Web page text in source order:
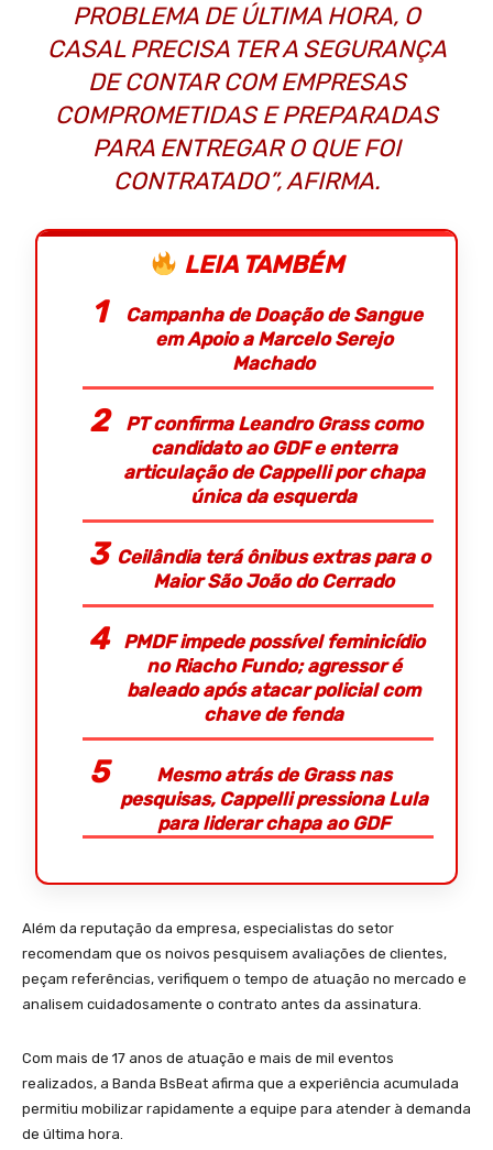
PROBLEMA DE ÚLTIMA HORA, O
CASAL PRECISA TER A SEGURANÇA
DE CONTAR COM EMPRESAS
COMPROMETIDAS E PREPARADAS
PARA ENTREGAR O QUE FOI
CONTRATADO”, AFIRMA.
LEIA TAMBÉM
Campanha de Doação de Sangue
em Apoio a Marcelo Serejo
Machado
PT confirma Leandro Grass como
candidato ao GDF e enterra
articulação de Cappelli por chapa
única da esquerda
Ceilândia terá ônibus extras para o
Maior São João do Cerrado
PMDF impede possível feminicídio
no Riacho Fundo; agressor é
baleado após atacar policial com
chave de fenda
Mesmo atrás de Grass nas
pesquisas, Cappelli pressiona Lula
para liderar chapa ao GDF
Além da reputação da empresa, especialistas do setor
recomendam que os noivos pesquisem avaliações de clientes,
peçam referências, verifiquem o tempo de atuação no mercado e
analisem cuidadosamente o contrato antes da assinatura.
Com mais de 17 anos de atuação e mais de mil eventos
realizados, a Banda BsBeat afirma que a experiência acumulada
permitiu mobilizar rapidamente a equipe para atender à demanda
de última hora.